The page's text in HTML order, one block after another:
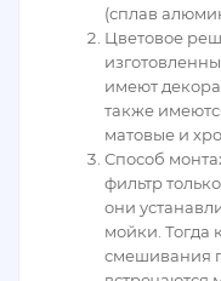
(сплав
Цветовое
имеют
также
матовые и
Способ
фильтр
они
мойки. Тогда
смешивания